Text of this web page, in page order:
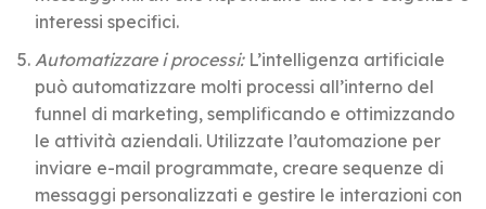
interessi specifici.
Automatizzare i processi:L’intelligenza artificiale
può automatizzare molti processi all’interno del
funnel di marketing, semplificando e ottimizzando
le attività aziendali. Utilizzate l’automazione per
inviare e-mail programmate, creare sequenze di
messaggi personalizzati e gestire le interazioni con